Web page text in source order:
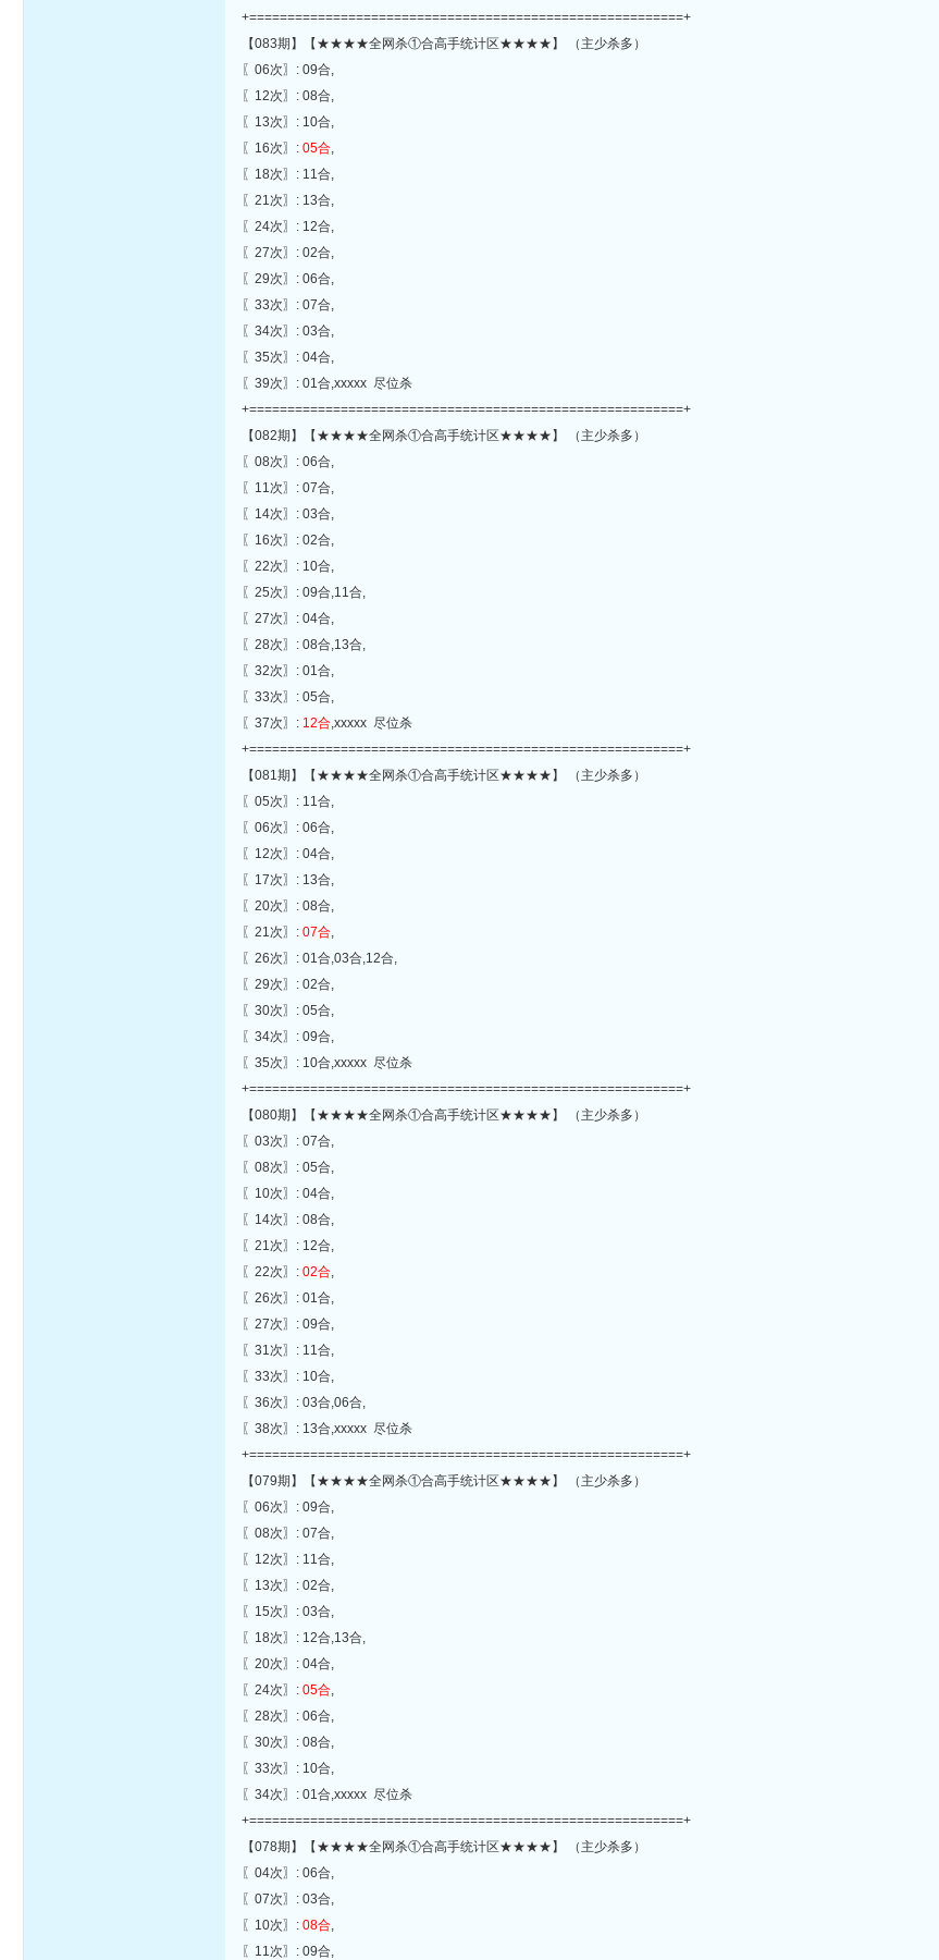
+=========================================================+
【083期】【★★★★全网杀①合高手统计区★★★★】 （主少杀多）
〖06次〗: 09合,
〖12次〗: 08合,
〖13次〗: 10合,
〖16次〗:05合,
〖18次〗: 11合,
〖21次〗: 13合,
〖24次〗: 12合,
〖27次〗: 02合,
〖29次〗: 06合,
〖33次〗: 07合,
〖34次〗: 03合,
〖35次〗: 04合,
〖39次〗: 01合,xxxxx 尽位杀
+=========================================================+
【082期】【★★★★全网杀①合高手统计区★★★★】 （主少杀多）
〖08次〗: 06合,
〖11次〗: 07合,
〖14次〗: 03合,
〖16次〗: 02合,
〖22次〗: 10合,
〖25次〗: 09合,11合,
〖27次〗: 04合,
〖28次〗: 08合,13合,
〖32次〗: 01合,
〖33次〗: 05合,
〖37次〗: 12合,xxxxx 尽位杀
+=========================================================+
【081期】【★★★★全网杀①合高手统计区★★★★】 （主少杀多）
〖05次〗: 11合,
〖06次〗: 06合,
〖12次〗: 04合,
〖17次〗: 13合,
〖20次〗: 08合,
〖21次〗:07合,
〖26次〗: 01合,03合,12合,
〖29次〗: 02合,
〖30次〗: 05合,
〖34次〗: 09合,
〖35次〗: 10合,xxxxx 尽位杀
+=========================================================+
【080期】【★★★★全网杀①合高手统计区★★★★】 （主少杀多）
〖03次〗: 07合,
〖08次〗: 05合,
〖10次〗: 04合,
〖14次〗: 08合,
〖21次〗: 12合,
〖22次〗:02合,
〖26次〗: 01合,
〖27次〗: 09合,
〖31次〗: 11合,
〖33次〗: 10合,
〖36次〗: 03合,06合,
〖38次〗: 13合,xxxxx 尽位杀
+=========================================================+
【079期】【★★★★全网杀①合高手统计区★★★★】 （主少杀多）
〖06次〗: 09合,
〖08次〗: 07合,
〖12次〗: 11合,
〖13次〗: 02合,
〖15次〗: 03合,
〖18次〗: 12合,13合,
〖20次〗: 04合,
〖24次〗:05合,
〖28次〗: 06合,
〖30次〗: 08合,
〖33次〗: 10合,
〖34次〗: 01合,xxxxx 尽位杀
+=========================================================+
【078期】【★★★★全网杀①合高手统计区★★★★】 （主少杀多）
〖04次〗: 06合,
〖07次〗: 03合,
〖10次〗:08合,
〖11次〗: 09合,